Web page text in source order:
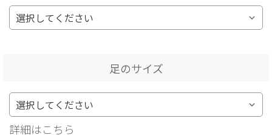
足のサイズ
詳細はこちら